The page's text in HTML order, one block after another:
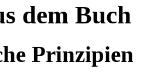
dem Buch
Prinzipien